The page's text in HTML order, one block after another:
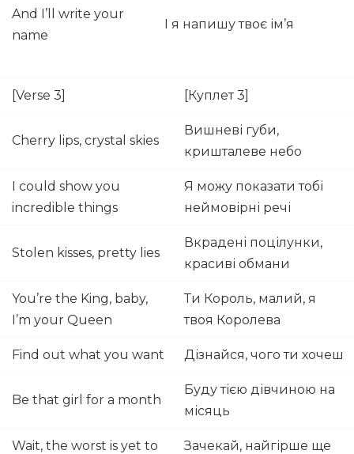
And I’ll write your
name
І я напишу твоє ім’я
[Verse 3] [Куплет 3]
Cherry lips, crystal skies
Вишневі губи,
кришталеве небо
I could show you
incredible things
Я можу показати тобі
неймовірні речі
Stolen kisses, pretty lies
Вкрадені поцілунки,
красиві обмани
You’re the King, baby,
I’m your Queen
Ти Король, малий, я
твоя Королева
Find out what you want Дізнайся, чого ти хочеш
Be that girl for a month
Буду тією дівчиною на
місяць
Wait, the worst is yet to
Зачекай, найгірше ще